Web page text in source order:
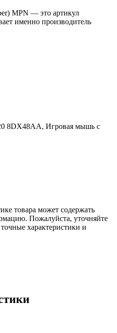
MPN — это артикул
именно производитель
8DX48AA, Игровая мышь с
товара может содержать
Пожалуйста, уточняйте
характеристики и